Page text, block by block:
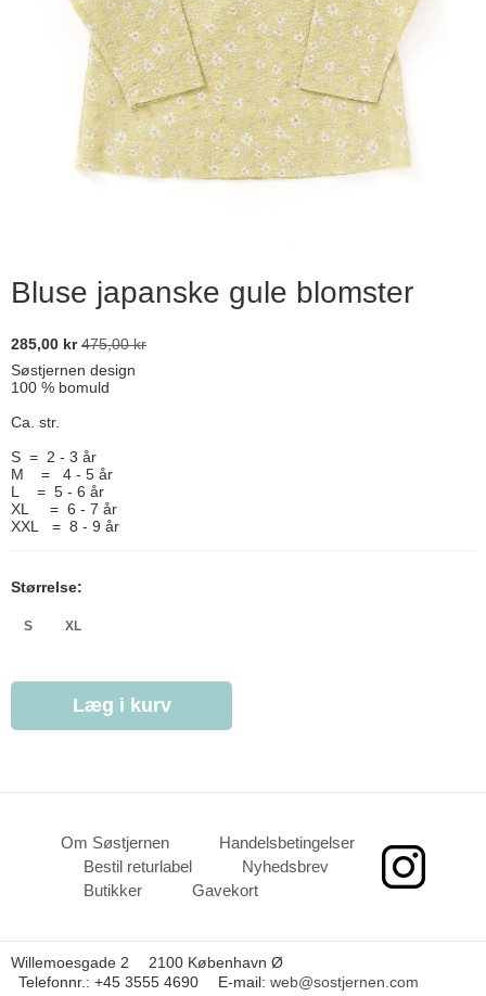
Bluse japanske gule blomster
285,00 kr 475,00 kr
Søstjernen design
100 % bomuld
Ca. str.
S = 2 - 3 år
M = 4 - 5 år
L = 5 - 6 år
XL = 6 - 7 år
XXL = 8 - 9 år
Størrelse:
S XL
Læg i kurv
Om Søstjernen
Handelsbetingelser
Bestil returlabel
Nyhedsbrev
Butikker
Gavekort
Willemoesgade 2
2100 København Ø
Telefonnr. : +45 3555 4690 E-mail: web@sostjernen.com